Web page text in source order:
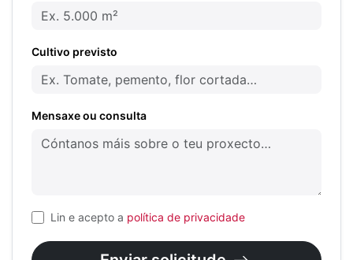
Cultivo previsto
Mensaxe ou consulta
Lin e acepto a política de privacidade